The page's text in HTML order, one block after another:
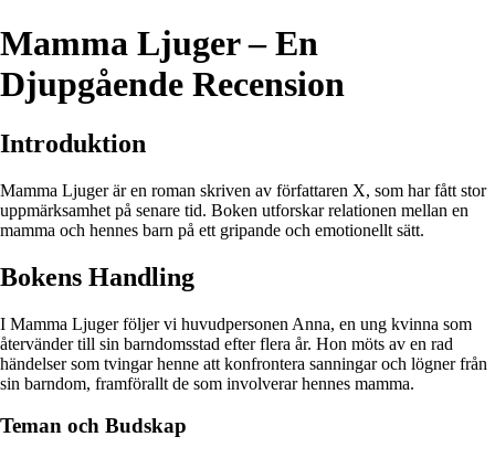
Mamma Ljuger – En
Djupgående Recension
Introduktion
Mamma Ljuger är en roman skriven av författaren X, som har fått stor
uppmärksamhet på senare tid. Boken utforskar relationen mellan en
mamma och hennes barn på ett gripande och emotionellt sätt.
Bokens Handling
I Mamma Ljuger följer vi huvudpersonen Anna, en ung kvinna som
återvänder till sin barndomsstad efter flera år. Hon möts av en rad
händelser som tvingar henne att konfrontera sanningar och lögner från
sin barndom, framförallt de som involverar hennes mamma.
Teman och Budskap